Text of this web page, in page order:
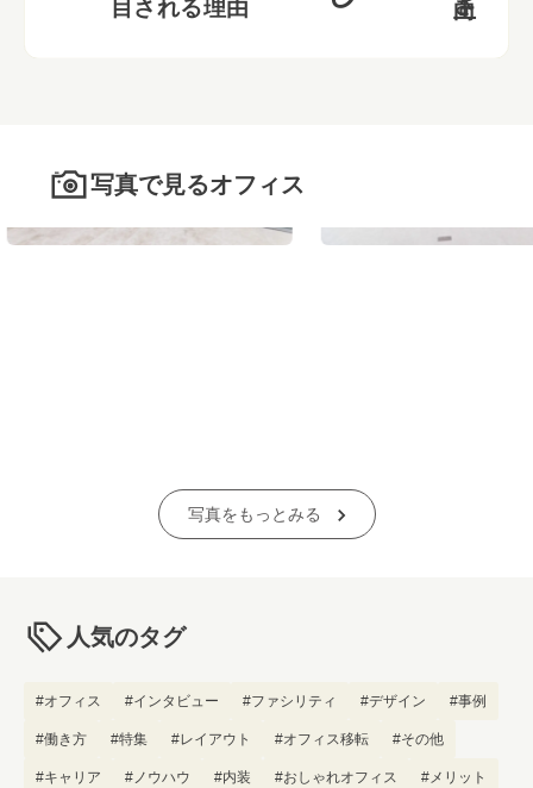
目される理由
写真で見るオフィス
写真をもっとみる
人気のタグ
#オフィス #インタビュー #ファシリティ #デザイン #事例
#働き方 #特集 #レイアウト #オフィス移転 #その他
#キャリア #ノウハウ #内装 #おしゃれオフィス #メリット